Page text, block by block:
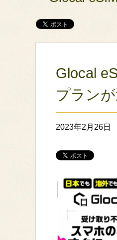
Glocal
プラン
2023年2月26日